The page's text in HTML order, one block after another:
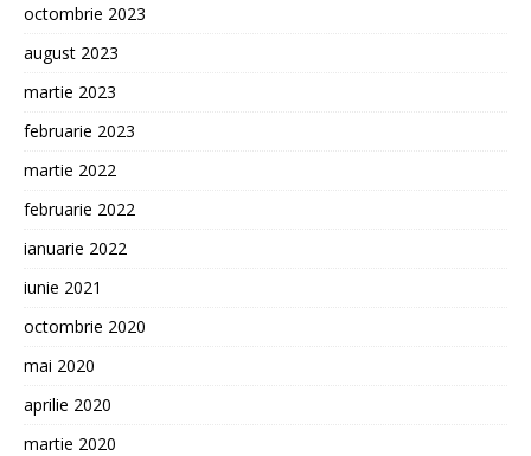
octombrie 2023
august 2023
martie 2023
februarie 2023
martie 2022
februarie 2022
ianuarie 2022
iunie 2021
octombrie 2020
mai 2020
aprilie 2020
martie 2020